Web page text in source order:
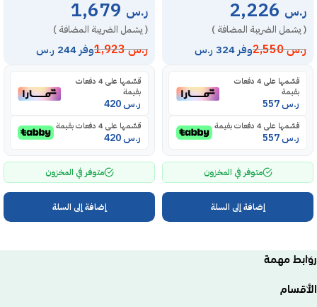
ر.س
( يشمل الضريبة المضافة )
ر.س2,550 وفر 324 ر.س
قسّمها على 4 دفعات
بقيمة
ر.س
قسّمها على 4 دفعات بقيمة
ر.س
متوفر في المخزون
إضافة إلى السلة
ر.س
( يشمل الضريبة المضافة )
ر.س1,923 وفر 244 ر.س
قسّمها على 4 دفعات
بقيمة
ر.س
قسّمها على 4 دفعات بقيمة
ر.س
متوفر في المخزون
إضافة إلى السلة
روابط مهمة
الأقسام